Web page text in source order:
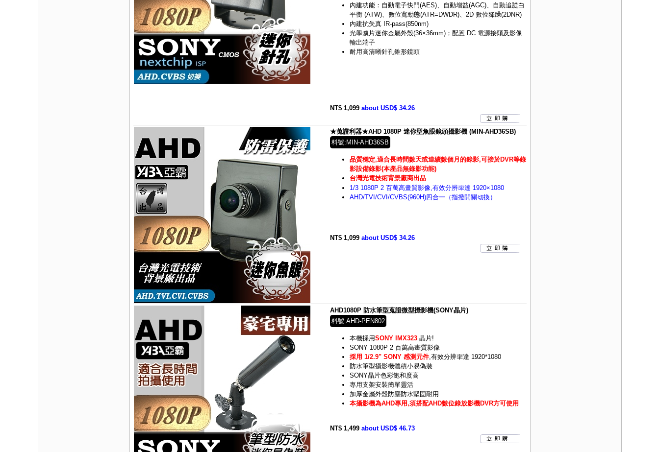
內建功能：自動電子快門(AES)、自動增益(AGC)、自動追踨白
平衡 (ATW)、數位寬動態(ATR=DWDR)、2D 數位降躁(2DNR)
內建抗失真 IR-pass(850nm)
光學濾片迷你金屬外殼(36×36mm)；配置 DC 電源接頭及影像
輸出端子
耐用高清晰針孔錐形鏡頭
NT$ 1,099 about USD$ 34.26
★蒐證利器★AHD 1080P 迷你型魚眼鏡頭攝影機 (MIN-AHD36SB)
料號:MIN-AHD36SB
品質穩定,適合長時間數天或連續數個月的錄影,可接於DVR等錄
影設備錄影(本產品無錄影功能)
台灣光電技術背景廠商出品
1/3 1080P 2 百萬高畫質影像,有效分辨率達 1920×1080
AHD/TVI/CVI/CVBS(960H)四合一（指撥開關切換）
NT$ 1,099 about USD$ 34.26
AHD1080P 防水筆型蒐證微型攝影機(SONY晶片)
料號:AHD-PEN802
本機採用SONY IMX323晶片!
SONY 1080P 2 百萬高畫質影像
採用 1/2.9" SONY 感測元件,有效分辨率達 1920*1080
防水筆型攝影機體積小易偽裝
SONY晶片色彩飽和度高
專用支架安裝簡單靈活
加厚金屬外殼防塵防水堅固耐用
本攝影機為AHD專用,須搭配AHD數位錄放影機DVR方可使用
NT$ 1,499 about USD$ 46.73